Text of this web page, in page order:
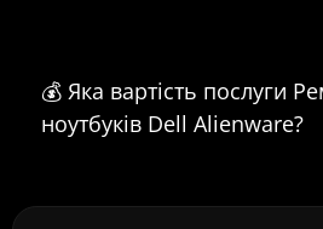
💰 Яка вартість послуги
ноутбуків Dell Alienware?